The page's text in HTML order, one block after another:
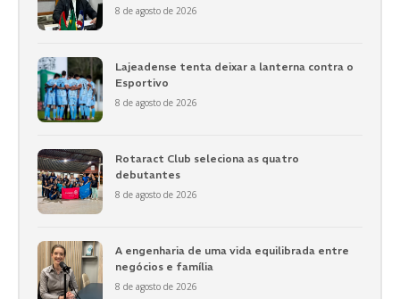
8 de agosto de 2026
Lajeadense tenta deixar a lanterna contra o
Esportivo
8 de agosto de 2026
Rotaract Club seleciona as quatro
debutantes
8 de agosto de 2026
A engenharia de uma vida equilibrada entre
negócios e família
8 de agosto de 2026